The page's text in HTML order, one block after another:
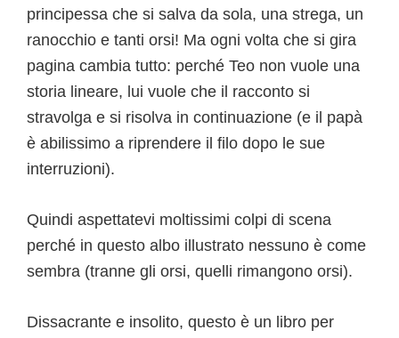
principessa che si salva da sola, una strega, un
ranocchio e tanti orsi! Ma ogni volta che si gira
pagina cambia tutto: perché Teo non vuole una
storia lineare, lui vuole che il racconto si
stravolga e si risolva in continuazione (e il papà
è abilissimo a riprendere il filo dopo le sue
interruzioni).
Quindi aspettatevi moltissimi colpi di scena
perché in questo albo illustrato nessuno è come
sembra (tranne gli orsi, quelli rimangono orsi).
Dissacrante e insolito, questo è un libro per